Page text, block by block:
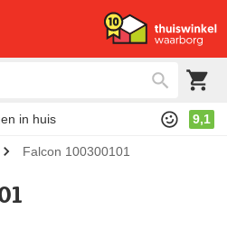
in huis 9,1
Falcon 100300101